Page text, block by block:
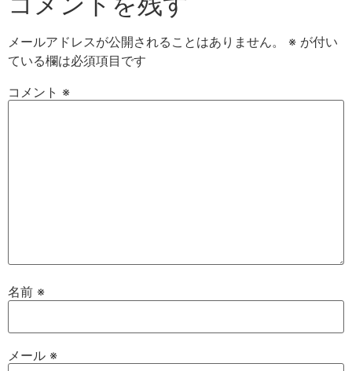
メールアドレスが公開されることはありません。 ※ が付い
ている欄は必須項目です
コメント ※
名前 ※
メール ※